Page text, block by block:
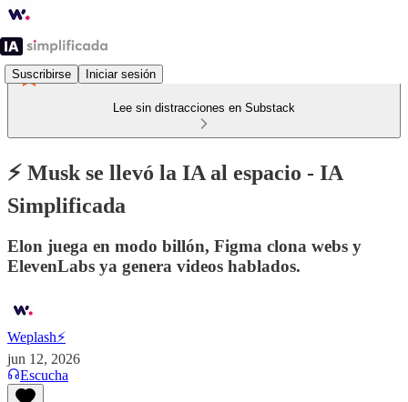
Suscribirse Iniciar sesión
Lee sin distracciones en Substack
⚡️ Musk se llevó la IA al espacio - IA
Simplificada
Elon juega en modo billón, Figma clona webs y
ElevenLabs ya genera videos hablados.
Weplash⚡️
jun 12, 2026
Escucha